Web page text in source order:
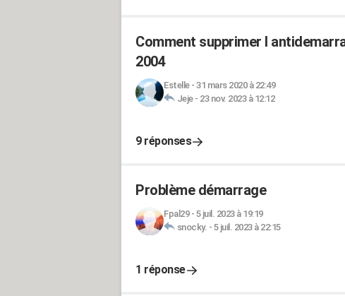
Comment supprimer l
2004
Estelle- 31 mars 2020 à 22:49
Jeje- 23 nov. 2023 à 12:12
9 réponses
Problème démarrage
Fpal29- 5 juil. 2023 à 19:19
snocky. - 5 juil. 2023 à 22:15
1 réponse